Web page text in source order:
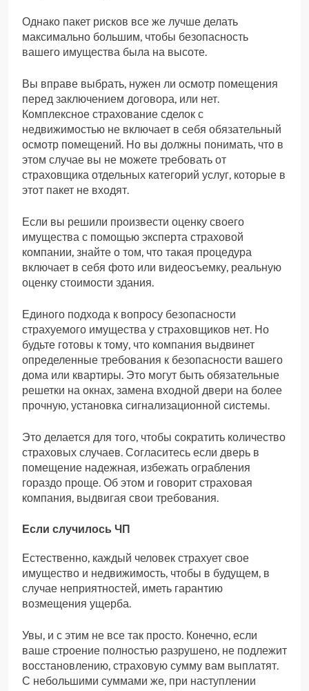
Однако пакет рисков все же лучше делать
максимально большим, чтобы безопасность
вашего имущества была на высоте.
Вы вправе выбрать, нужен ли осмотр помещения
перед заключением договора, или нет.
Комплексное страхование сделок с
недвижимостью не включает в себя обязательный
осмотр помещений. Но вы должны понимать, что в
этом случае вы не можете требовать от
страховщика отдельных категорий услуг, которые в
этот пакет не входят.
Если вы решили произвести оценку своего
имущества с помощью эксперта страховой
компании, знайте о том, что такая процедура
включает в себя фото или видеосъемку, реальную
оценку стоимости здания.
Единого подхода к вопросу безопасности
страхуемого имущества у страховщиков нет. Но
будьте готовы к тому, что компания выдвинет
определенные требования к безопасности вашего
дома или квартиры. Это могут быть обязательные
решетки на окнах, замена входной двери на более
прочную, установка сигнализационной системы.
Это делается для того, чтобы сократить количество
страховых случаев. Согласитесь если дверь в
помещение надежная, избежать ограбления
гораздо проще. Об этом и говорит страховая
компания, выдвигая свои требования.
Если случилось ЧП
Естественно, каждый человек страхует свое
имущество и недвижимость, чтобы в будущем, в
случае неприятностей, иметь гарантию
возмещения ущерба.
Увы, и с этим не все так просто. Конечно, если
ваше строение полностью разрушено, не подлежит
восстановлению, страховую сумму вам выплатят.
С небольшими суммами же, при наступлении